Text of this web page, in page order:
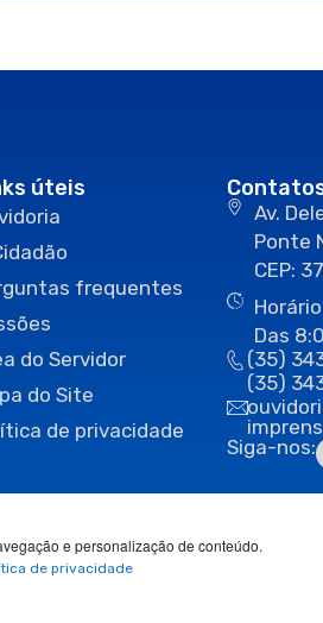
e personalização de conteúdo.
de privacidade
úteis
frequentes
do Servidor
do Site
de privacidade
Av.
Ponte
CEP:
Das
(35)
(35)
Siga-nos: